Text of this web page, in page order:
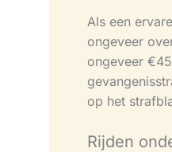
Als een
ongeveer
ongeveer
op het
Rijden